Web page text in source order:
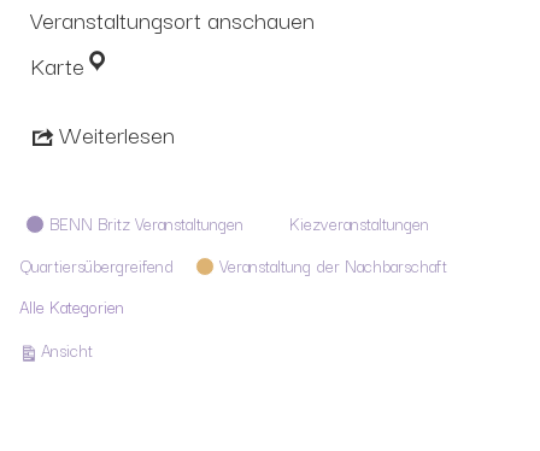
Veranstaltungsort anschauen
Karte
Weiterlesen
Kategorien
BENN Britz Veranstaltungen
Kiezveranstaltungen
Quartiersübergreifend
Veranstaltung der Nachbarschaft
Alle Kategorien
Ansichtausdrucken